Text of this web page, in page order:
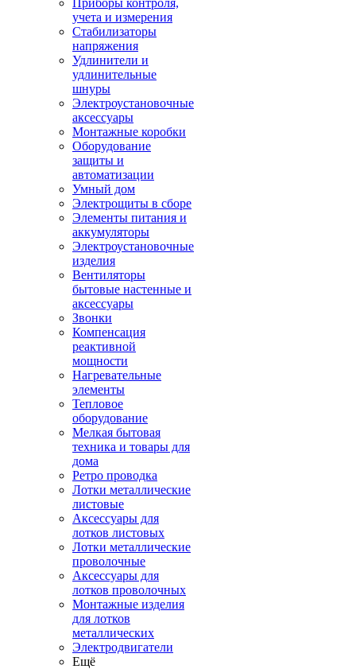
Приборы контроля,
учета и измерения
Стабилизаторы
напряжения
Удлинители и
удлинительные
шнуры
Электроустановочные
аксессуары
Монтажные коробки
Оборудование
защиты и
автоматизации
Умный дом
Электрощиты в сборе
Элементы питания и
аккумуляторы
Электроустановочные
изделия
Вентиляторы
бытовые настенные и
аксессуары
Звонки
Компенсация
реактивной
мощности
Нагревательные
элементы
Тепловое
оборудование
Мелкая бытовая
техника и товары для
дома
Ретро проводка
Лотки металлические
листовые
Аксессуары для
лотков листовых
Лотки металлические
проволочные
Аксессуары для
лотков проволочных
Монтажные изделия
для лотков
металлических
Электродвигатели
Ещё